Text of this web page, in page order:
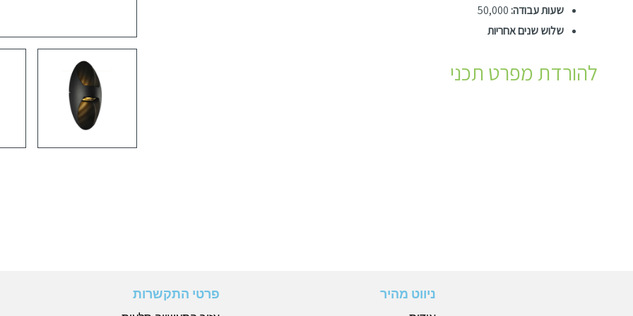
שעות עבודה:
שלוש שנים אחריות
להורדת מפרט תכני
ניווט מהיר פרטי התקשרות